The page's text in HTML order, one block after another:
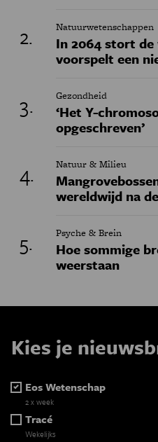
Natuurwetenschappen
In 2064 stort
voorspelt een
Gezondheid
‘Het Y-
opgeschreven’
Natuur & Milieu
wereldwijd na
Psyche & Brein
Hoe sommige
weerstaan
Kies je
Eos Wetenschap
2 x week
Tracé
Wekelijks